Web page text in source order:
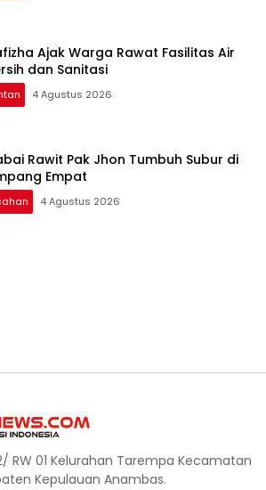
Ajak Warga Rawat Fasilitas Air
dan Sanitasi
4 Agustus 2026
Rawit Pak Jhon Tumbuh Subur di
Empat
4 Agustus 2026
RW 01 Kelurahan Tarempa Kecamatan
Kepulauan Anambas.